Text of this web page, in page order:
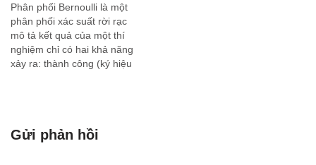
Phân phối Bernoulli là một
phân phối xác suất rời rạc
mô tả kết quả của một thí
nghiệm chỉ có hai khả năng
xảy ra: thành công (ký hiệu
Gửi phản hồi